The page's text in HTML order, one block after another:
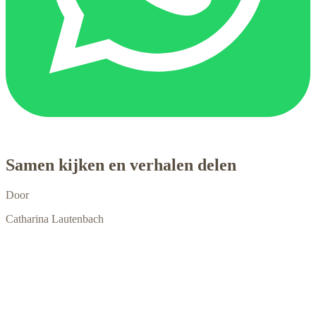
Samen kijken en verhalen delen
Door
Catharina Lautenbach